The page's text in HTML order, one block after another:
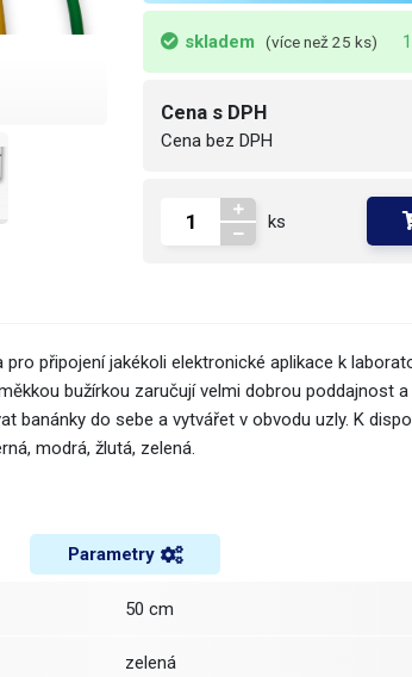
skladem (více než 25 ks)
Cena s DPH
Cena bez DPH
ks
připojení jakékoli elektronické aplikace k
bužírkou zaručují velmi dobrou poddajnost
banánky do sebe a vytvářet v obvodu uzly. K
modrá, žlutá, zelená.
Parametry
50 cm
zelená